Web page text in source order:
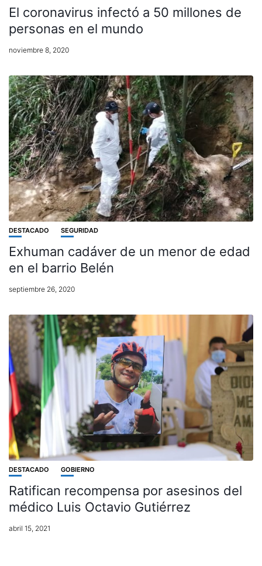
El coronavirus infectó a 50 millones de
personas en el mundo
noviembre 8, 2020
DESTACADO SEGURIDAD
Exhuman cadáver de un menor de edad
en el barrio Belén
septiembre 26, 2020
DESTACADO GOBIERNO
Ratifican recompensa por asesinos del
médico Luis Octavio Gutiérrez
abril 15, 2021